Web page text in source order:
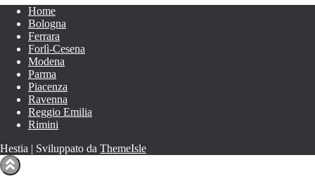
Home
Bologna
Ferrara
Forlì-Cesena
Modena
Parma
Piacenza
Ravenna
Reggio Emilia
Rimini
Hestia | Sviluppato da ThemeIsle